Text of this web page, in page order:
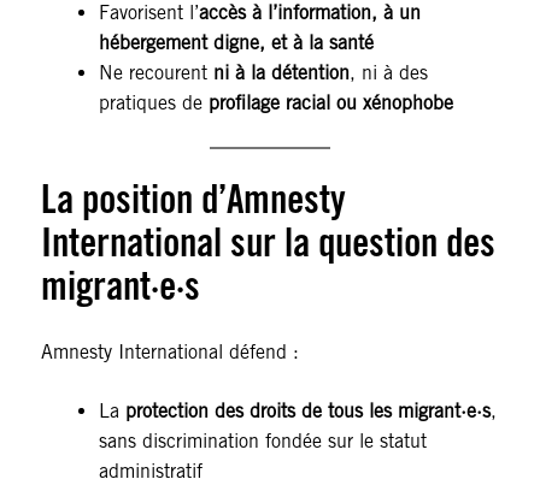
Favorisent l’accès à l’information, à un
hébergement digne, et à la santé
Ne recourent ni à la détention, ni à des
pratiques de profilage racial ou xénophobe
La position d’Amnesty
International sur la question des
migrant·e·s
Amnesty International défend :
La protection des droits de tous les migrant·e·s,
sans discrimination fondée sur le statut
administratif